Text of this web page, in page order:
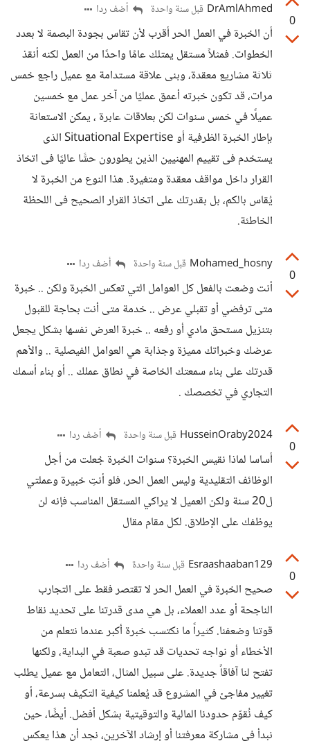
0
DrAmlAhmed قبل سنة واحدة أضف ردا
أن الخبرة في العمل الحر أقرب لأن تقاس بجودة البصمة لا بعدد
الخطوات. فمثلاً مستقل يمتلك عامًا واحدًا من العمل لكنه أنقذ
ثلاثة مشاريع معقدة، وبنى علاقة مستدامة مع عميل راجع خمس
مرات، قد تكون خبرته أعمق عمليًا من آخر عمل مع خمسين
عميلًا في خمس سنوات لكن بعلاقات عابرة ، يمكن الاستعانة
بإطار الخبرة الظرفية أو Situational Expertise الذى
يستخدم فى تقييم المهنيين الذين يطورون حسًّا عاليًا فى اتخاذ
القرار داخل مواقف معقدة ومتغيرة. هذا النوع من الخبرة لا
يُقاس بالكم، بل بقدرتك على اتخاذ القرار الصحيح فى اللحظة
الخاطئة.
0
Mohamed_hosny قبل سنة واحدة أضف ردا
أنت وضعت بالفعل كل العوامل التي تعكس الخبرة ولكن .. خبرة
متى ترفضي أو تقبلي عرض .. خدمة متى أنت بحاجة للقبول
بتنزيل مستحق مادي أو رفعه .. خبرة العرض نفسها بشكل يجعل
عرضك وخبراتك مميزة وجذابة هي العوامل الفيصلية .. والأهم
قدرتك على بناء سمعتك الخاصة في نطاق عملك .. أو بناء أسمك
التجاري في تخصصك .
0
HusseinOraby2024 قبل سنة واحدة أضف ردا
أساسا لماذا نقيس الخبرة؟ سنوات الخبرة جُعلت من أجل
الوظائف التقليدية وليس العمل الحر، فلو أنتِ خبيرة وعملتي
ل20 سنة ولكن العميل لا يراكي المستقل المناسب فإنه لن
يوظفك على الإطلاق. لكل مقام مقال
0
Esraashaaban129 قبل سنة واحدة أضف ردا
صحيح الخبرة في العمل الحر لا تقتصر فقط على التجارب
الناجحة أو عدد العملاء، بل هي مدى قدرتنا على تحديد نقاط
قوتنا وضعفنا. كثيراً ما نكتسب خبرة أكبر عندما نتعلم من
الأخطاء أو نواجه تحديات قد تبدو صعبة في البداية، ولكنها
تفتح لنا آفاقاً جديدة. على سبيل المثال، التعامل مع عميل يطلب
تغيير مفاجئ في المشروع قد يُعلمنا كيفية التكيف بسرعة، أو
كيف نُقوّم حدودنا المالية والتوقيتية بشكل أفضل. أيضًا، حين
نبدأ في مشاركة معرفتنا أو إرشاد الآخرين، نجد أن هذا يعكس